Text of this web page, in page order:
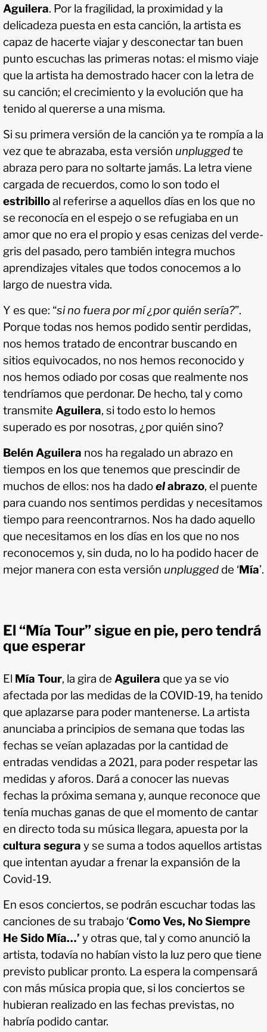
Aguilera. Por la fragilidad, la proximidad y la
delicadeza puesta en esta canción, la artista es
capaz de hacerte viajar y desconectar tan buen
punto escuchas las primeras notas: el mismo viaje
que la artista ha demostrado hacer con la letra de
su canción; el crecimiento y la evolución que ha
tenido al quererse a una misma.
Si su primera versión de la canción ya te rompía a la
vez que te abrazaba, esta versión unpluggedte
abraza pero para no soltarte jamás. La letra viene
cargada de recuerdos, como lo son todo el
estribilloal referirse a aquellos días en los que no
se reconocía en el espejo o se refugiaba en un
amor que no era el propio y esas cenizas del verde-
gris del pasado, pero también integra muchos
aprendizajes vitales que todos conocemos a lo
largo de nuestra vida.
Y es que: “si no fuera por mí ¿por quién sería?”.
Porque todas nos hemos podido sentir perdidas,
nos hemos tratado de encontrar buscando en
sitios equivocados, no nos hemos reconocido y
nos hemos odiado por cosas que realmente nos
tendríamos que perdonar. De hecho, tal y como
transmite Aguilera, si todo esto lo hemos
superado es por nosotras, ¿por quién sino?
Belén Aguilera nos ha regalado un abrazo en
tiempos en los que tenemos que prescindir de
muchos de ellos: nos ha dadoelabrazo, el puente
para cuando nos sentimos perdidas y necesitamos
tiempo para reencontrarnos. Nos ha dado aquello
que necesitamos en los días en los que no nos
reconocemos y, sin duda, no lo ha podido hacer de
mejor manera con esta versión unplugged de ‘Mía’.
El “Mía Tour” sigue en pie, pero tendrá
que esperar
El Mía Tour, la gira de Aguilera que ya se vio
afectada por las medidas de la COVID-19, ha tenido
que aplazarse para poder mantenerse. La artista
anunciaba a principios de semana que todas las
fechas se veían aplazadas por la cantidad de
entradas vendidas a 2021, para poder respetar las
medidas y aforos. Dará a conocer las nuevas
fechas la próxima semana y, aunque reconoce que
tenía muchas ganas de que el momento de cantar
en directo toda su música llegara, apuesta por la
cultura segura y se suma a todos aquellos artistas
que intentan ayudar a frenar la expansión de la
Covid-19.
En esos conciertos, se podrán escuchar todas las
canciones de su trabajo ‘Como Ves, No Siempre
He Sido Mía…’ y otras que, tal y como anunció la
artista, todavía no habían visto la luz pero que tiene
previsto publicar pronto. La espera la compensará
con más música propia que, si los conciertos se
hubieran realizado en las fechas previstas, no
habría podido cantar.